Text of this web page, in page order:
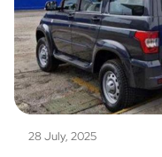
28 July, 2025